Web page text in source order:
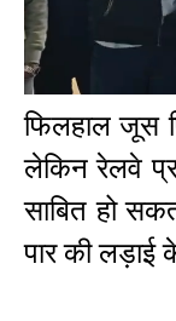
फिलहाल जूस
लेकिन रेलवे
साबित हो
पार की लड़ाई